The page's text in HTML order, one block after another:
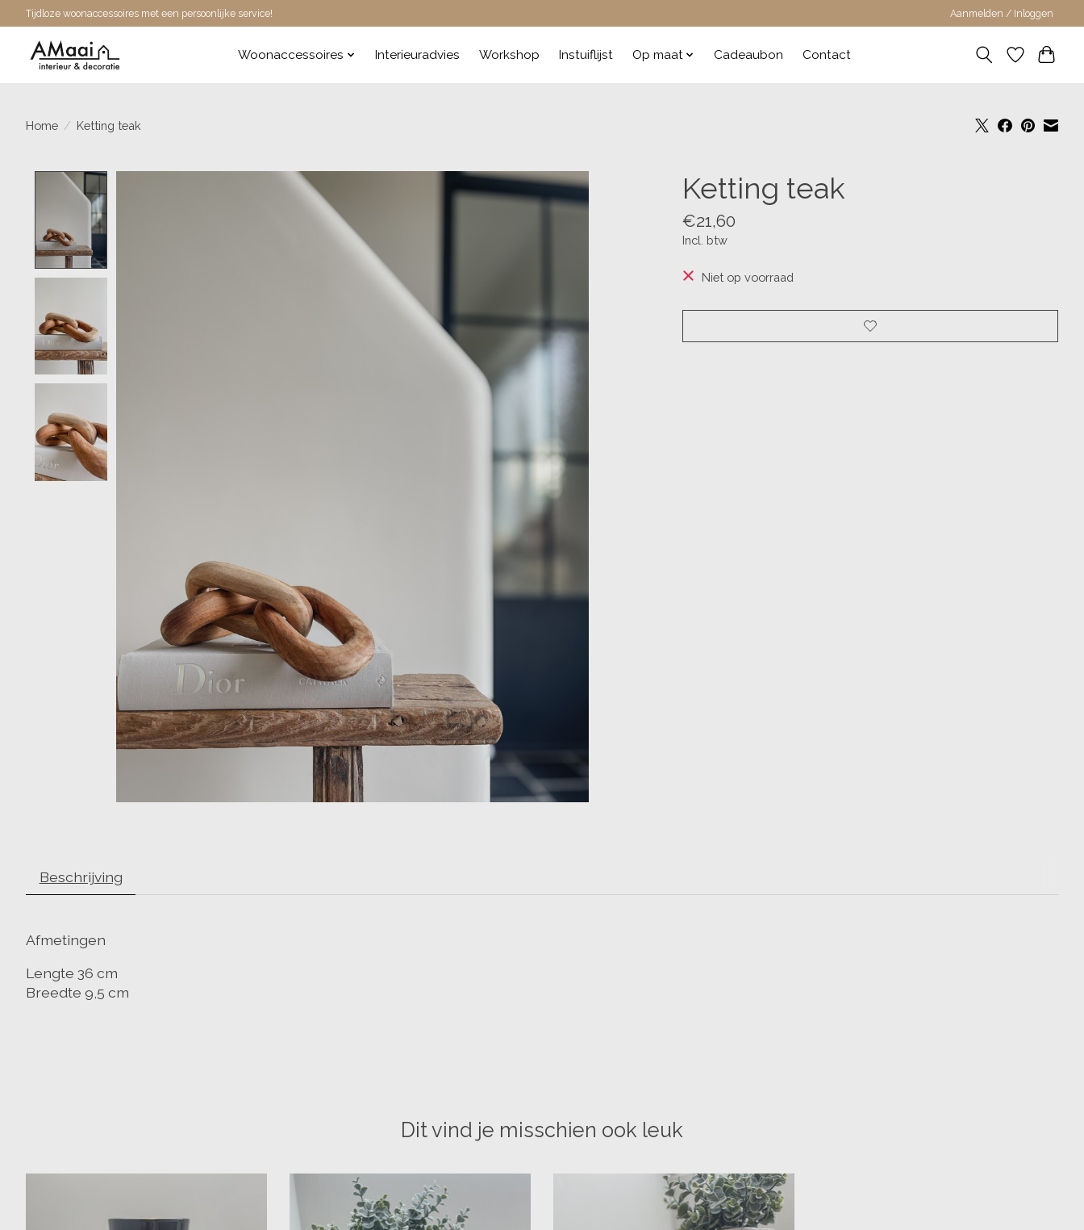
Tijdloze woonaccessoires met een persoonlijke service! Aanmelden / Inloggen
Woonaccessoires Interieuradvies Workshop Instuiflijst Op maat Cadeaubon Contact
Home / Ketting teak
Product image slideshow Items Ketting teak
€21,60
Incl. btw
Niet op voorraad
Beschrijving
Afmetingen
Lengte 36 cm
Breedte 9,5 cm
Dit vind je misschien ook leuk